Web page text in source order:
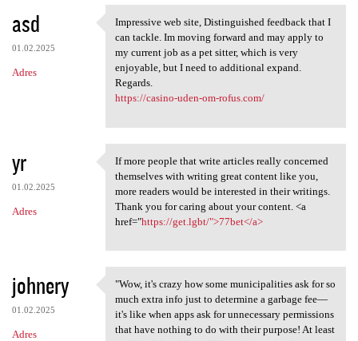
asd
01.02.2025
Adres
Impressive web site,
Impressive web site, Distinguished feedback that I
can tackle. Im moving forward and may apply to
my current job as a pet sitter, which is very
enjoyable, but I need to additional expand.
Regards.
https://casino-uden-om-rofus.com/
yr
01.02.2025
Adres
If more people that write
If more people that write articles really concerned
themselves with writing great content like you,
more readers would be interested in their writings.
Thank you for caring about your content. <a
href="https://get.lgbt/">77bet</a>
johnery
01.02.2025
Adres
"Wow, it's crazy how some
"Wow, it's crazy how some municipalities ask for so
much extra info just to determine a garbage fee—
it's like when apps ask for unnecessary permissions
that have nothing to do with their purpose! At least